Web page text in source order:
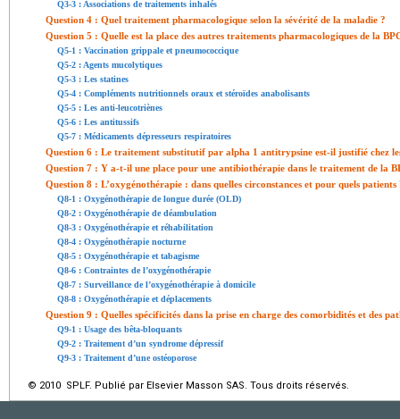
Q3-3 : Associations de traitements inhalés
Question 4 : Quel traitement pharmacologique selon la sévérité de la maladie ?
Question 5 : Quelle est la place des autres traitements pharmacologiques de la
Q5-1 : Vaccination grippale et pneumococcique
Q5-2 : Agents mucolytiques
Q5-3 : Les statines
Q5-4 : Compléments nutritionnels oraux et stéroïdes anabolisants
Q5-5 : Les anti-leucotriènes
Q5-6 : Les antitussifs
Q5-7 : Médicaments dépresseurs respiratoires
Question 6 : Le traitement substitutif par alpha 1 antitrypsine est-il justifié chez
Question 7 : Y a-t-il une place pour une antibiothérapie dans le traitement de la
Question 8 : L’oxygénothérapie : dans quelles circonstances et pour quels patients
Q8-1 : Oxygénothérapie de longue durée (OLD)
Q8-2 : Oxygénothérapie de déambulation
Q8-3 : Oxygénothérapie et réhabilitation
Q8-4 : Oxygénothérapie nocturne
Q8-5 : Oxygénothérapie et tabagisme
Q8-6 : Contraintes de l’oxygénothérapie
Q8-7 : Surveillance de l’oxygénothérapie à domicile
Q8-8 : Oxygénothérapie et déplacements
Question 9 : Quelles spécificités dans la prise en charge des comorbidités et des
Q9-1 : Usage des bêta-bloquants
Q9-2 : Traitement d’un syndrome dépressif
Q9-3 : Traitement d’une ostéoporose
© 2010 SPLF. Publié par Elsevier Masson SAS. Tous droits réservés.